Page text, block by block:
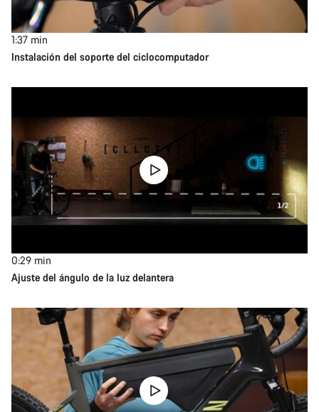
1:37 min
Instalación del soporte del ciclocomputador
0:29 min
Ajuste del ángulo de la luz delantera